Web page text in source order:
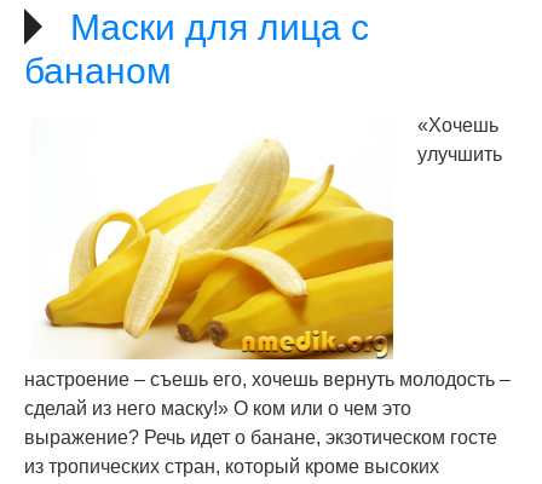
Маски для лица с
бананом
«Хочешь
улучшить
настроение – съешь его, хочешь вернуть молодость –
сделай из него маску!» О ком или о чем это
выражение? Речь идет о банане, экзотическом госте
из тропических стран, который кроме высоких